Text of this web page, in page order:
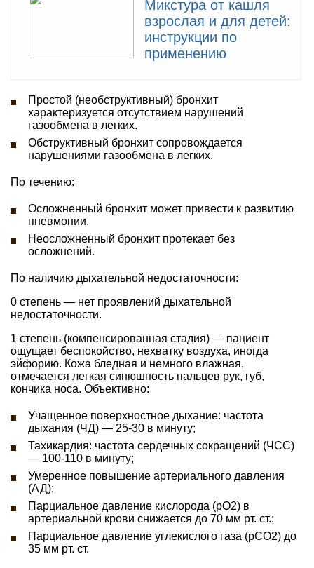
Микстура от кашля
взрослая и для детей:
инструкции по
применению
Простой (необструктивный) бронхит
характеризуется отсутствием нарушений
газообмена в легких.
Обструктивный бронхит сопровождается
нарушениями газообмена в легких.
По течению:
Осложненный бронхит может привести к развитию
пневмонии.
Неосложненный бронхит протекает без
осложнений.
По наличию дыхательной недостаточности:
0 степень — нет проявлений дыхательной
недостаточности.
1 степень (компенсированная стадия) — пациент
ощущает беспокойство, нехватку воздуха, иногда
эйфорию. Кожа бледная и немного влажная,
отмечается легкая синюшность пальцев рук, губ,
кончика носа. Объективно:
Учащенное поверхностное дыхание: частота
дыхания (ЧД) — 25-30 в минуту;
Тахикардия: частота сердечных сокращений (ЧСС)
— 100-110 в минуту;
Умеренное повышение артериального давления
(АД);
Парциальное давление кислорода (рО2) в
артериальной крови снижается до 70 мм рт. ст.;
Парциальное давление углекислого газа (рСО2) до
35 мм рт. ст.